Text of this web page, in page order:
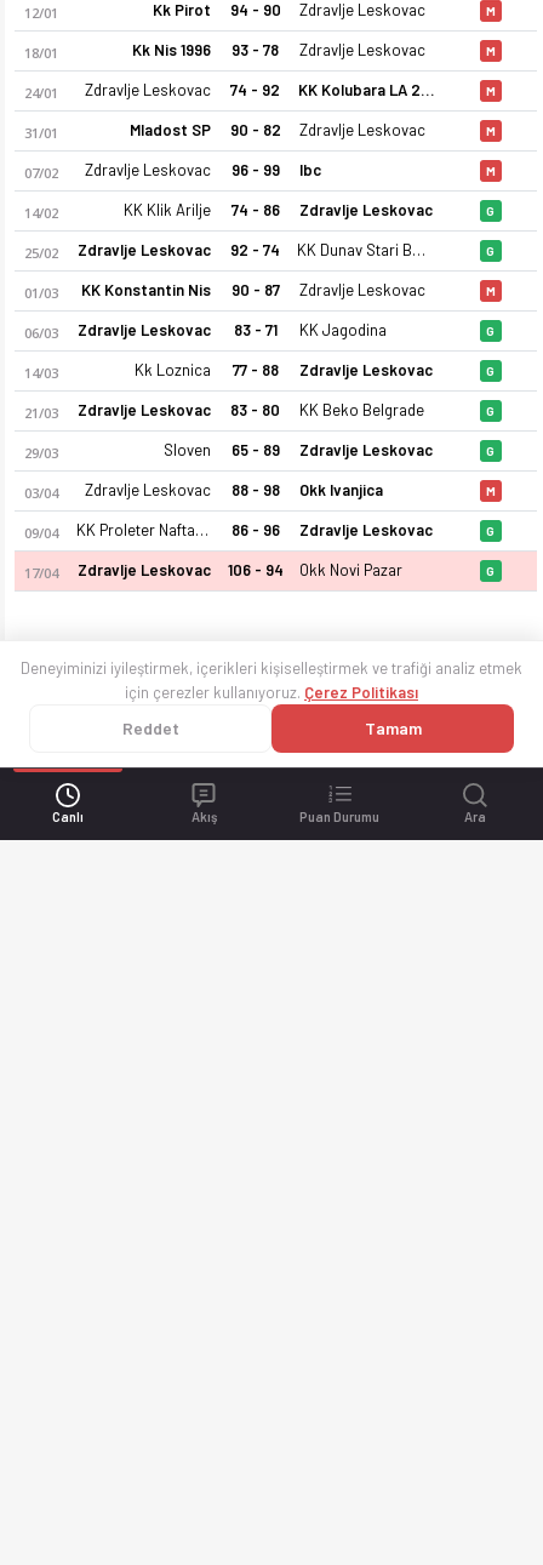
Canlı Akış Puan Durumu Ara
Zdravlje Leskovac 25-26 sezonu kadrosu, maç fikstürü,
12/01 Kk Pirot 94 - 90 Zdravlje Leskovac M
18/01 Kk Nis 1996 93 - 78 Zdravlje Leskovac M
24/01 Zdravlje Leskovac 74 - 92 KK Kolubara LA 2003 M
31/01 Mladost SP 90 - 82 Zdravlje Leskovac M
07/02 Zdravlje Leskovac 96 - 99 Ibc M
14/02 KK Klik Arilje 74 - 86 Zdravlje Leskovac G
25/02 Zdravlje Leskovac 92 - 74 KK Dunav Stari Banovci G
01/03 KK Konstantin Nis 90 - 87 Zdravlje Leskovac M
06/03 Zdravlje Leskovac 83 - 71 KK Jagodina G
14/03 Kk Loznica 77 - 88 Zdravlje Leskovac G
21/03 Zdravlje Leskovac 83 - 80 KK Beko Belgrade G
29/03 Sloven 65 - 89 Zdravlje Leskovac G
03/04 Zdravlje Leskovac 88 - 98 Okk Ivanjica M
09/04 KK Proleter Naftagas 86 - 96 Zdravlje Leskovac G
17/04 Zdravlje Leskovac 106 - 94 Okk Novi Pazar G
Deneyiminizi iyileştirmek, içerikleri kişiselleştirmek ve trafiği analiz etmek
için çerezler kullanıyoruz. Çerez Politikası
Reddet Tamam